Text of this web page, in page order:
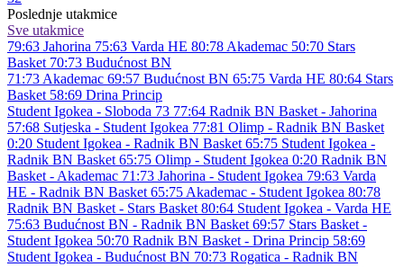
Poslednje utakmice
Sve utakmice
79:63 Jahorina 75:63 Varda HE 80:78 Akademac 50:70 Stars
Basket 70:73 Budućnost BN
71:73 Akademac 69:57 Budućnost BN 65:75 Varda HE 80:64 Stars
Basket 58:69 Drina Princip
Student Igokea - Sloboda 73 77:64 Radnik BN Basket - Jahorina
57:68 Sutjeska - Student Igokea 77:81 Olimp - Radnik BN Basket
0:20 Student Igokea - Radnik BN Basket 65:75 Student Igokea -
Radnik BN Basket 65:75 Olimp - Student Igokea 0:20 Radnik BN
Basket - Akademac 71:73 Jahorina - Student Igokea 79:63 Varda
HE - Radnik BN Basket 65:75 Akademac - Student Igokea 80:78
Radnik BN Basket - Stars Basket 80:64 Student Igokea - Varda HE
75:63 Budućnost BN - Radnik BN Basket 69:57 Stars Basket -
Student Igokea 50:70 Radnik BN Basket - Drina Princip 58:69
Student Igokea - Budućnost BN 70:73 Rogatica - Radnik BN